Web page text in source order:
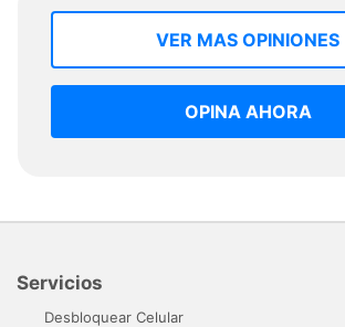
VER MAS OPINIONES
OPINA AHORA
Servicios
Desbloquear Celular